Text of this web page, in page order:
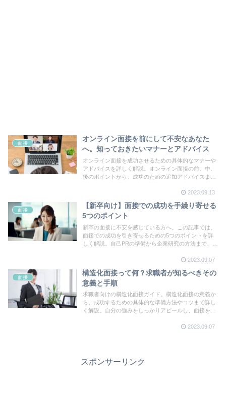
面接
オンライン面接を前にして不安なあなた
へ。知っておきたいマナーとアドバイス
オンライン面接を成功させるための具体的なマナーや
アドバイスを詳しく解説。オンライン面接の前、中、
後のポイントから、成功のための追加アドバイスま
2023.09.13
面接
【新卒向け】面接での成功を手繰り寄せる
5つのポイント
新卒の面接に不安を感じている方へ。この記事では、
面接での成功を引き寄せるための5つのポイントを詳
しく解説。自己PRの準備から企業研究の方法まで、効
2023.09.07
面接
構造化面接って何？求職者が知るべきその
意義と手順
求職者向けの構造化面接ガイド。構造化面接の意義か
ら、成功するための具体的な準備方法やコツまで詳し
く解説。自分の強みをしっかりアピールし、面接を乗
2023.09.07
スポンサーリンク